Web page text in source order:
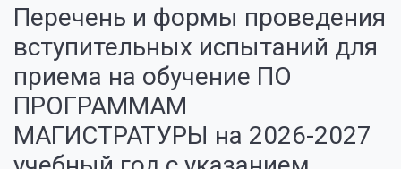
Перечень и формы проведения
вступительных испытаний для
приема на обучение ПО
ПРОГРАММАМ
МАГИСТРАТУРЫ на 2026-2027